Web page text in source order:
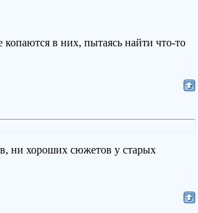
в них, пытаясь найти что-то
ни хороших сюжетов у старых